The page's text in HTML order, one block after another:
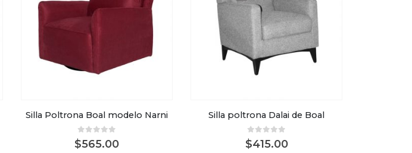
Silla Poltrona Boal modelo Narni
0 out of 5
$565.00
Silla poltrona Dalai de Boal
0 out of 5
$415.00